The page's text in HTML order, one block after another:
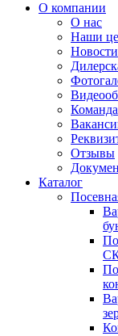
О компании
О нас
Наши
Новости
Команда
Отзывы
Каталог